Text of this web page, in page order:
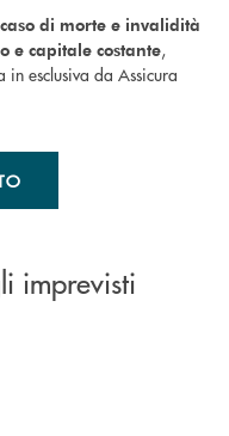
caso di morte e invalidità
e capitale costante,
esclusiva da Assicura
imprevisti